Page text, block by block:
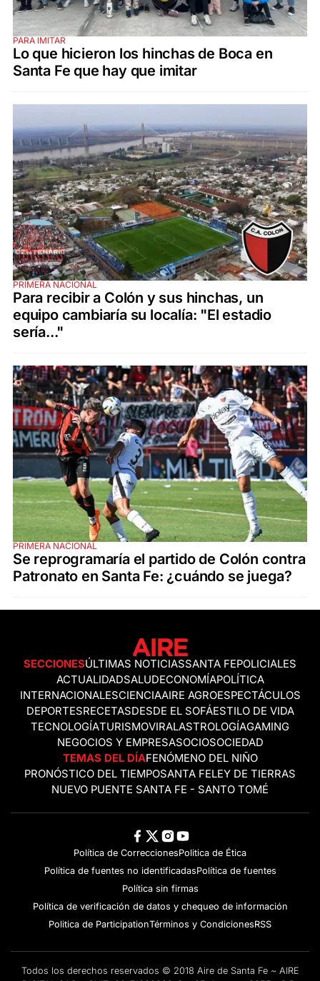
PARA IMITAR
Lo que hicieron los hinchas de Boca en
Santa Fe que hay que imitar
PRIMERA NACIONAL
Para recibir a Colón y sus hinchas, un
equipo cambiaría su localía: "El estadio
sería..."
PRIMERA NACIONAL
Se reprogramaría el partido de Colón contra
Patronato en Santa Fe: ¿cuándo se juega?
SECCIONESÚLTIMAS NOTICIASSANTA FEPOLICIALES
ACTUALIDADSALUDECONOMÍAPOLÍTICA
INTERNACIONALESCIENCIAAIRE AGROESPECTÁCULOS
DEPORTESRECETASDESDE EL SOFÁESTILO DE VIDA
TECNOLOGÍATURISMOVIRALASTROLOGÍAGAMING
NEGOCIOS Y EMPRESASOCIOSOCIEDAD
TEMAS DEL DÍAFENÓMENO DEL NIÑO
PRONÓSTICO DEL TIEMPOSANTA FELEY DE TIERRAS
NUEVO PUENTE SANTA FE - SANTO TOMÉ
Política de CorreccionesPolitica de Ética
Política de fuentes no identificadasPolítica de fuentes
Política sin firmas
Política de verificación de datos y chequeo de información
Politica de ParticipationTérminos y CondicionesRSS
Todos los derechos reservados © 2018 Aire de Santa Fe ~ AIRE